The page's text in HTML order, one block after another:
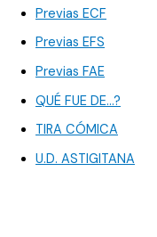
Previas ECF
Previas EFS
Previas FAE
QUÉ FUE DE…?
TIRA CÓMICA
U.D. ASTIGITANA